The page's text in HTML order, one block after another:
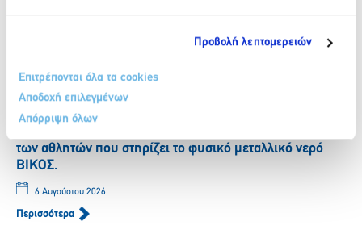
Προβολή λεπτομερειών
Επιτρέπονται όλα τα cookies
Αποδοχή επιλεγμένων
Απόρριψη όλων
αθλήτριας Γεωργίας Δαμασιώτη
των αθλητών που στηρίζει το φυσικό μεταλλικό νερό
ΒΙΚΟΣ.
6 Αυγούστου 2026
Περισσότερα